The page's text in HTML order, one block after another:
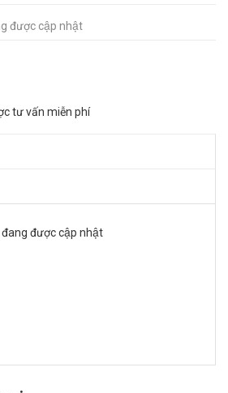
được cập nhật
tư vấn miễn phí
được cập nhật